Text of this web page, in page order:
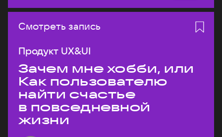
Смотреть запись
Продукт UX&UI
Зачем мне хобби, или
Как пользователю
найти счастье
в повседневной
жизни